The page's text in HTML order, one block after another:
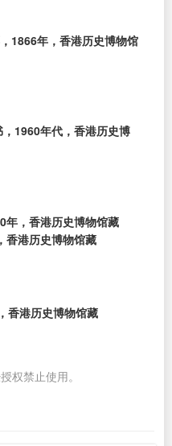
1866年，香港历史博物馆
1960年代，香港历史博
年，香港历史博物馆藏
香港历史博物馆藏
香港历史博物馆藏
权禁止使用。